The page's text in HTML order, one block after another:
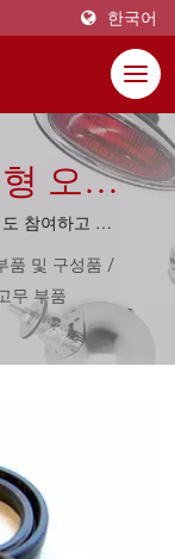
한국어
오일
부품
참여하고 있
품 및 구성품 /
무 부품